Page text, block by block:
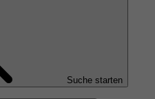
Suche starten